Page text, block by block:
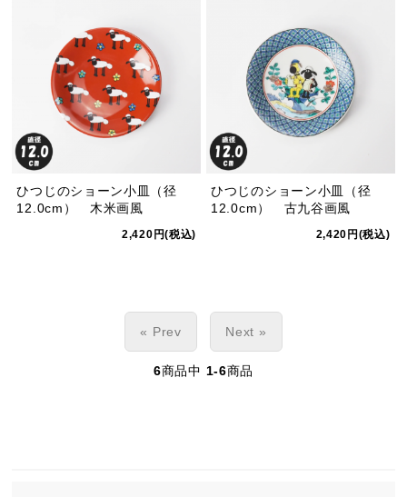
ひつじのショーン小皿（径
12.0cm） 木米画風
2,420円(税込)
ひつじのショーン小皿（径
12.0cm） 古九谷画風
2,420円(税込)
« Prev Next »
6商品中 1-6商品